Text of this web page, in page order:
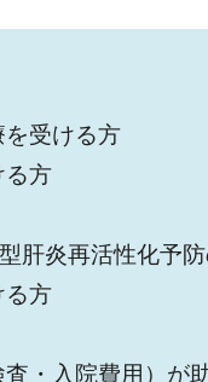
を受ける方
る方
肝炎再活性化予
る方
・入院費用）が